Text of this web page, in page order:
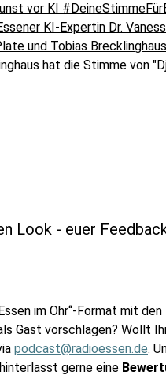
vor KI
KI-Expertin Dr.
und Tobias Brecklinghaus
hat die Stimme von
Look - euer
im Ohr“-Format mit
Gast vorschlagen? Wollt
podcast@radioessen.de.
gerne eine